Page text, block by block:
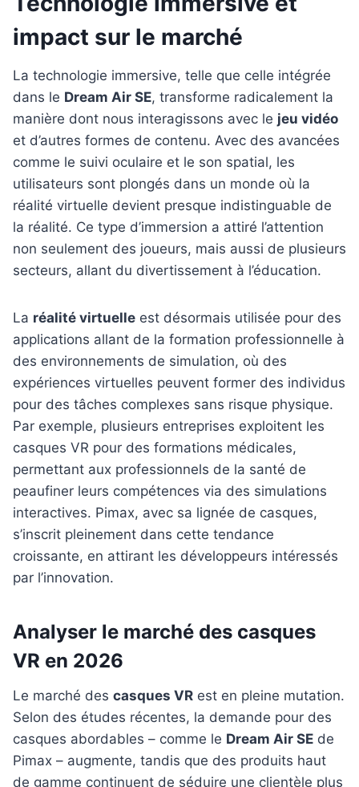
impact sur le marché
La technologie immersive, telle que celle intégrée
dans le Dream Air SE, transforme radicalement la
manière dont nous interagissons avec le jeu vidéo
et d’autres formes de contenu. Avec des avancées
comme le suivi oculaire et le son spatial, les
utilisateurs sont plongés dans un monde où la
réalité virtuelle devient presque indistinguable de
la réalité. Ce type d’immersion a attiré l’attention
non seulement des joueurs, mais aussi de plusieurs
secteurs, allant du divertissement à l’éducation.
La réalité virtuelle est désormais utilisée pour des
applications allant de la formation professionnelle à
des environnements de simulation, où des
expériences virtuelles peuvent former des individus
pour des tâches complexes sans risque physique.
Par exemple, plusieurs entreprises exploitent les
casques VR pour des formations médicales,
permettant aux professionnels de la santé de
peaufiner leurs compétences via des simulations
interactives. Pimax, avec sa lignée de casques,
s’inscrit pleinement dans cette tendance
croissante, en attirant les développeurs intéressés
par l’innovation.
Analyser le marché des casques
VR en 2026
Le marché des casques VR est en pleine mutation.
Selon des études récentes, la demande pour des
casques abordables – comme le Dream Air SE de
Pimax – augmente, tandis que des produits haut
de gamme continuent de séduire une clientèle plus